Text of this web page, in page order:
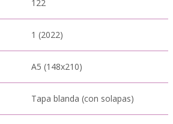
122
1 (2022)
A5 (148x210)
Tapa blanda (con solapas)